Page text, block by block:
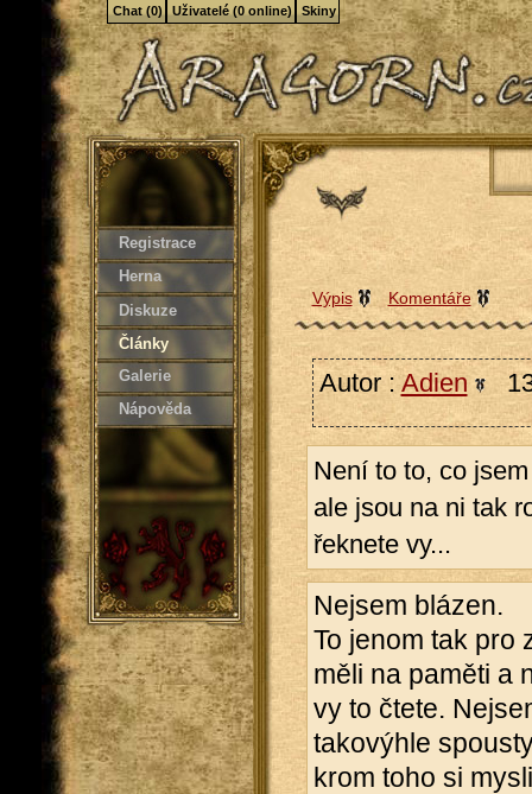
Registrace
Herna
Diskuze
Články
Galerie
Nápověda
Výpis Komentáře
Autor : Adien
Není to to, co
ale jsou na ni tak
řeknete vy...
Nejsem blázen.
To jenom tak pro
měli na paměti a
vy to čtete.
takovýhle
krom toho si
Chat (0) Uživatelé (0 online) Skiny